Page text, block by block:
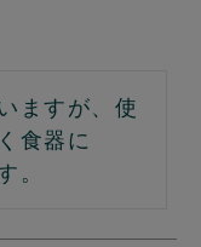
ますが、使
食器に
。